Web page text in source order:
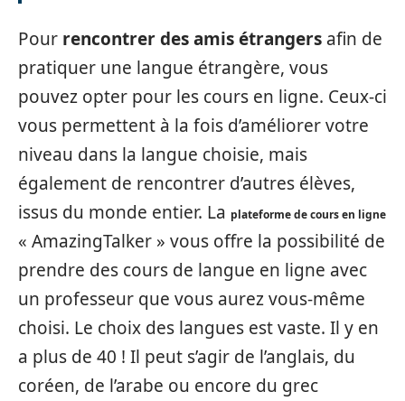
Pour rencontrer des amis étrangers afin de
pratiquer une langue étrangère, vous
pouvez opter pour les cours en ligne. Ceux-ci
vous permettent à la fois d’améliorer votre
niveau dans la langue choisie, mais
également de rencontrer d’autres élèves,
issus du monde entier. La plateforme de cours en ligne
« AmazingTalker » vous offre la possibilité de
prendre des cours de langue en ligne avec
un professeur que vous aurez vous-même
choisi. Le choix des langues est vaste. Il y en
a plus de 40 ! Il peut s’agir de l’anglais, du
coréen, de l’arabe ou encore du grec